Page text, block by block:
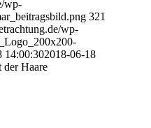
wp-
321
wp-
14:00:302018-06-18
der Haare